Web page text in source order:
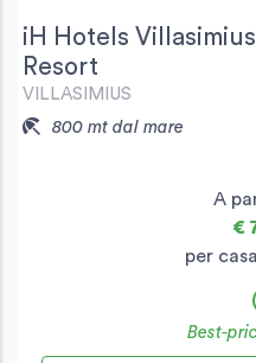
iH Hotels
Resort
VILLASIMIUS
800 mt dal mare
A
€
per
Best-